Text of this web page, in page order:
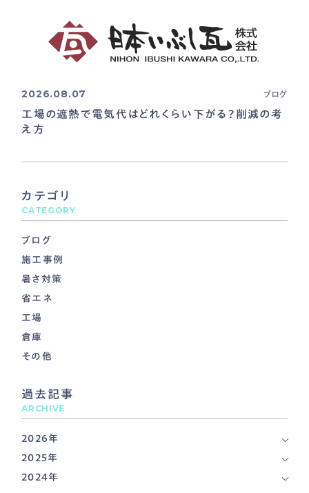
2026.08.07 ブログ
工場の遮熱で電気代はどれくらい下がる？削減の考
え方
カテゴリ
CATEGORY
ブログ
施工事例
暑さ対策
省エネ
工場
倉庫
その他
過去記事
ARCHIVE
2026年
2025年
2024年